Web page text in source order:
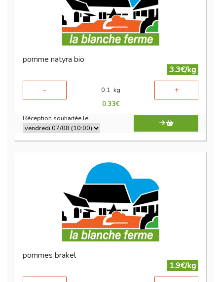
pomme natyra bio
3.3€/kg
-
0.1 kg +
0.33€
Réception souhaitée le
pommes brakel
1.9€/kg